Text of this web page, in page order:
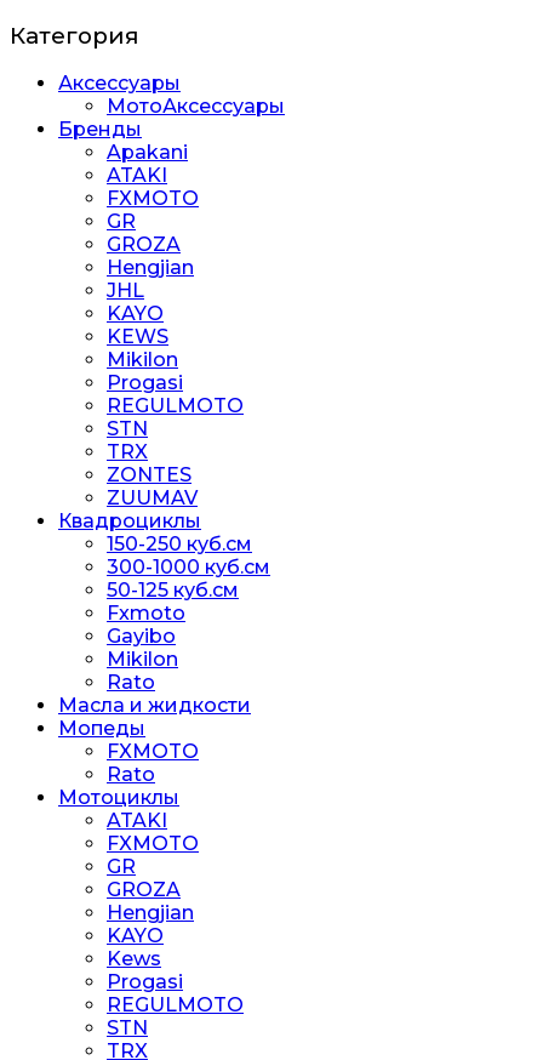
Категория
Аксессуары
МотоАксессуары
Бренды
Apakani
ATAKI
FXMOTO
GR
GROZA
Hengjian
JHL
KAYO
KEWS
Mikilon
Progasi
REGULMOTO
STN
TRX
ZONTES
ZUUMAV
Квадроциклы
150-250 куб.см
300-1000 куб.см
50-125 куб.см
Fxmoto
Gayibo
Mikilon
Rato
Масла и жидкости
Мопеды
FXMOTO
Rato
Мотоциклы
ATAKI
FXMOTO
GR
GROZA
Hengjian
KAYO
Kews
Progasi
REGULMOTO
STN
TRX